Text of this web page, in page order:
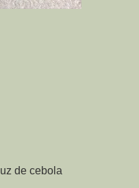
de cebola